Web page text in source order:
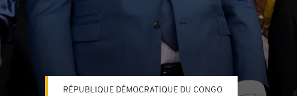
RÉPUBLIQUE DÉMOCRATIQUE DU CONGO